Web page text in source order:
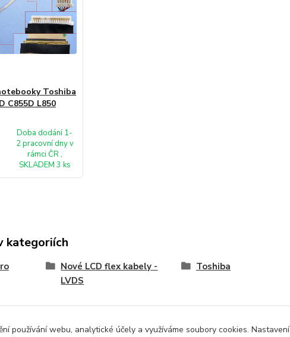
Toshiba
C855D L850
Doba dodání 1-
2 pracovní dny v
rámci ČR ,
SKLADEM 3 ks
kategoriích
Nové LCD flex kabely -
LVDS
Toshiba
používání webu, analytické účely a využíváme soubory cookies. Nastavení